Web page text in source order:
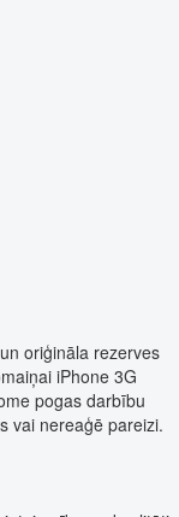
oriģināla rezerves
iPhone 3G
pogas darbību
vai nereaģē pareizi.